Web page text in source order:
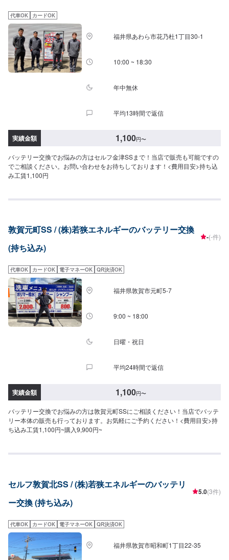
代車OK カードOK
福井県あわら市花乃杜1丁目30-1
10:00 ~ 18:30
年中無休
平均13時間で返信
実績金額 1,100円〜
バッテリー交換でお悩みの方はセルフ金津SSまで！当店で販売も可能ですの
でご相談ください。お問い合わせをお待ちしております！<費用目安>持ち込
み工賃1,100円
敦賀元町SS / (株)若狭エネルギーのバッテリー交換
(持ち込み)
-(-件)
代車OK カードOK 電子マネーOK QR決済OK
福井県敦賀市元町5-7
9:00 ~ 18:00
日曜・祝日
平均24時間で返信
実績金額 1,100円〜
バッテリー交換でお悩みの方は敦賀元町SSにご相談ください！当店でバッテ
リー本体の販売も行っております。お気軽にご予約ください！<費用目安>持
ち込み工賃1,100円~購入9,900円~
セルフ敦賀北SS / (株)若狭エネルギーのバッテリ
ー交換 (持ち込み)
5.0(3件)
代車OK カードOK 電子マネーOK QR決済OK
福井県敦賀市昭和町1丁目22-35